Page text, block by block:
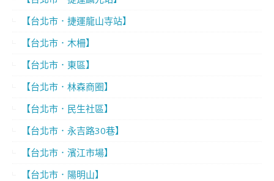
【台北市．捷運龍山寺站】
【台北市．木柵】
【台北市．東區】
【台北市．林森商圈】
【台北市．民生社區】
【台北市．永吉路30巷】
【台北市．濱江市場】
【台北市．陽明山】